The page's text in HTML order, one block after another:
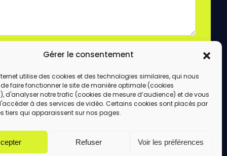
Gérer le consentement
utilise des cookies et des technologies similaires, qui nous
faire fonctionner le site de manière optimale (cookies
d'analyser notre trafic (cookies de mesure d’audience) et de vous
à des services de vidéo. Certains cookies sont placés par
tiers qui apparaissent sur nos pages.
Refuser Voir les préférences
vous acceptez le stockage et le traitement